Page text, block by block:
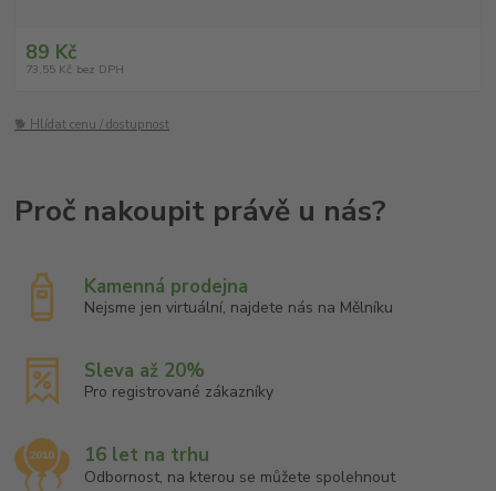
89 Kč
73,55 Kč bez DPH
🐕 Hlídat cenu / dostupnost
Kamenná prodejna
Nejsme jen virtuální, najdete nás na Mělníku
Sleva až 20%
Pro registrované zákazníky
16 let na trhu
Odbornost, na kterou se můžete spolehnout